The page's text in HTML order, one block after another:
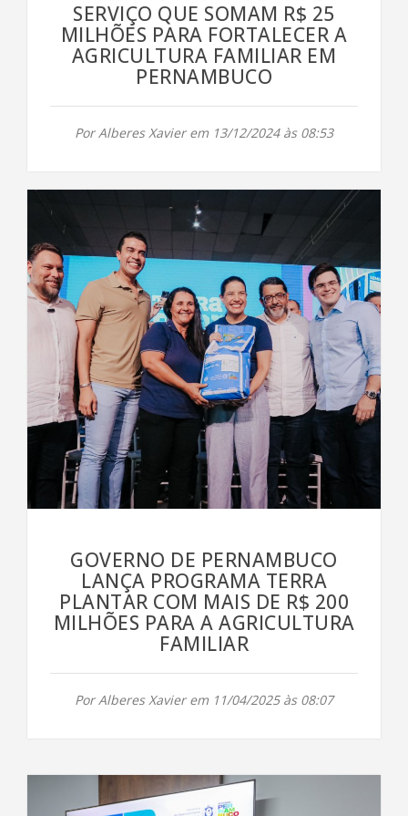
SERVIÇO QUE SOMAM R$ 25
MILHÕES PARA FORTALECER A
AGRICULTURA FAMILIAR EM
PERNAMBUCO
Por Alberes Xavier em 13/12/2024 às 08:53
GOVERNO DE PERNAMBUCO
LANÇA PROGRAMA TERRA
PLANTAR COM MAIS DE R$ 200
MILHÕES PARA A AGRICULTURA
FAMILIAR
Por Alberes Xavier em 11/04/2025 às 08:07